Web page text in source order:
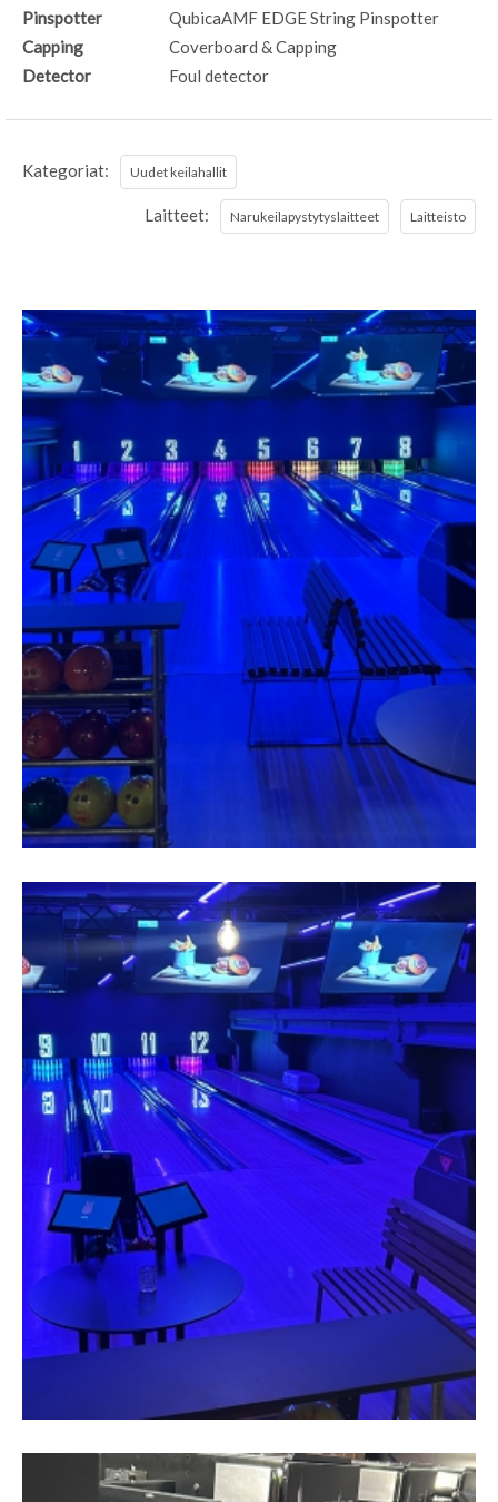
Pinspotter QubicaAMF EDGE String Pinspotter
Capping
Coverboard & Capping
Detector
Foul detector
Kategoriat: Uudet keilahallit
Laitteet: Narukeilapystytyslaitteet Laitteisto